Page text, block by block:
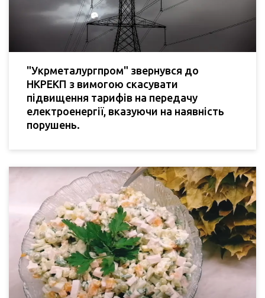
"Укрметалургпром" звернувся до
НКРЕКП з вимогою скасувати
підвищення тарифів на передачу
електроенергії, вказуючи на наявність
порушень.